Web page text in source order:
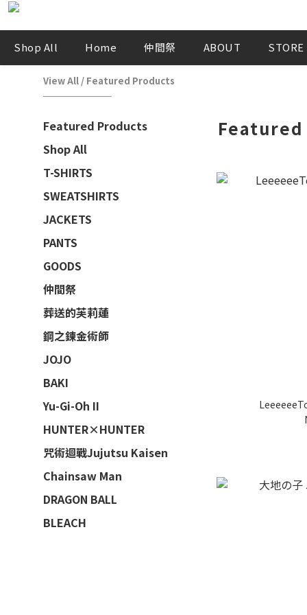
Shop All Home 仲間祭 ABOUT STORE
View All / Featured Products
Featured Products
Shop All
T-SHIRTS
SWEATSHIRTS
JACKETS
PANTS
GOODS
仲間祭
葬送的芙莉蓮
鋼之鍊金術師
JOJO
BAKI
Yu-Gi-Oh II
HUNTER×HUNTER
咒術迴戰Jujutsu Kaisen
Chainsaw Man
DRAGON BALL
BLEACH